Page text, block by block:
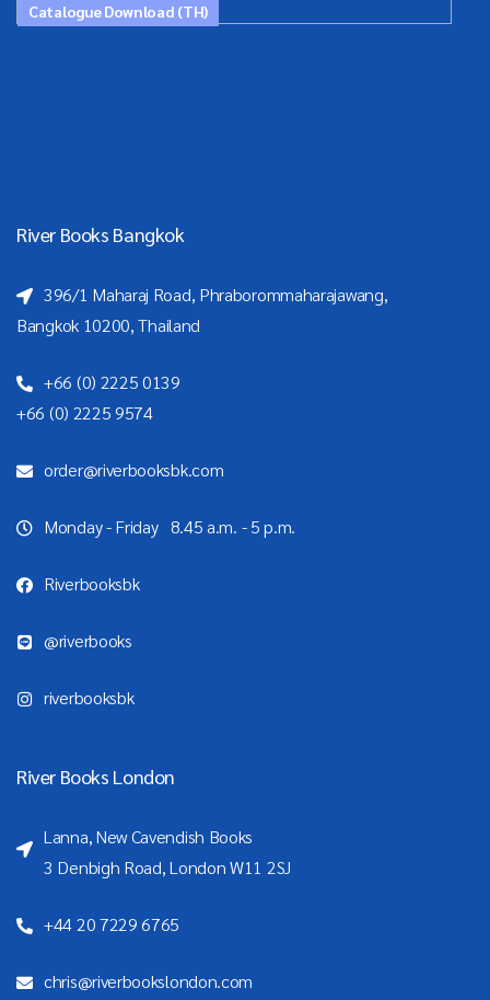
Catalogue Download (TH)
River Books Bangkok
396/1 Maharaj Road, Phraborommaharajawang,
Bangkok 10200, Thailand
+66 (0) 2225 0139
+66 (0) 2225 9574
order@riverbooksbk.com
Monday - Friday 8.45 a.m. - 5 p.m.
Riverbooksbk
@riverbooks
riverbooksbk
River Books London
Lanna, New Cavendish Books
3 Denbigh Road, London W11 2SJ
+44 20 7229 6765
chris@riverbookslondon.com